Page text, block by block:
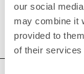
our social
may combine it
provided to
of their
Do you need
info@castelli-